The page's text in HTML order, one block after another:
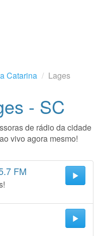
Catarina Lages
- SC
de rádio da cidade
vivo agora mesmo!
FM